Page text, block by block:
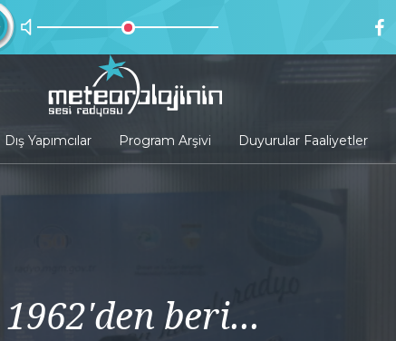
Dış Yapımcılar Program Arşivi Duyurular Faaliyetler
1962'den beri...